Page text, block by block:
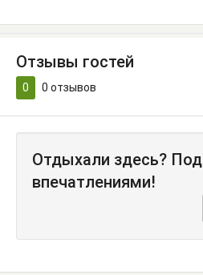
Отзывы гостей
0 0 отзывов
Отдыхали здесь?
впечатлениями!